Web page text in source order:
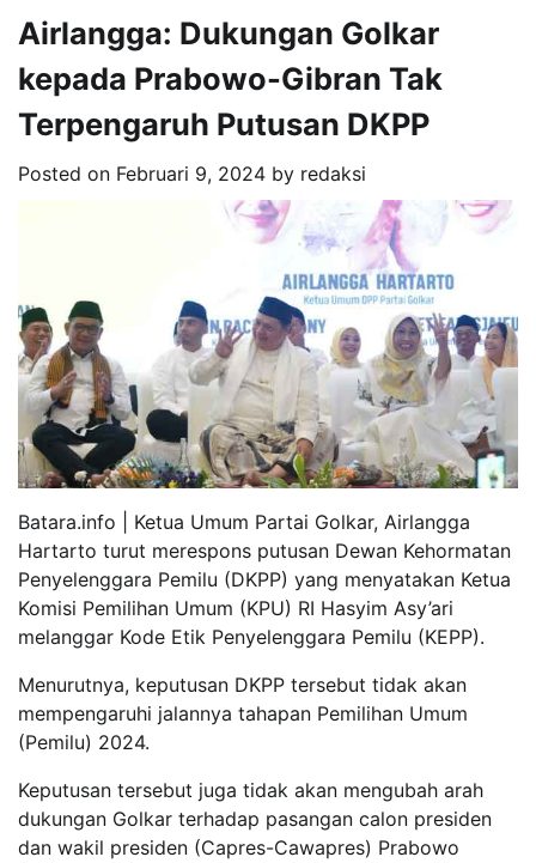
Airlangga: Dukungan Golkar
kepada Prabowo-Gibran Tak
Terpengaruh Putusan DKPP
Posted on Februari 9, 2024 by redaksi
Batara.info | Ketua Umum Partai Golkar, Airlangga
Hartarto turut merespons putusan Dewan Kehormatan
Penyelenggara Pemilu (DKPP) yang menyatakan Ketua
Komisi Pemilihan Umum (KPU) RI Hasyim Asy’ari
melanggar Kode Etik Penyelenggara Pemilu (KEPP).
Menurutnya, keputusan DKPP tersebut tidak akan
mempengaruhi jalannya tahapan Pemilihan Umum
(Pemilu) 2024.
Keputusan tersebut juga tidak akan mengubah arah
dukungan Golkar terhadap pasangan calon presiden
dan wakil presiden (Capres-Cawapres) Prabowo